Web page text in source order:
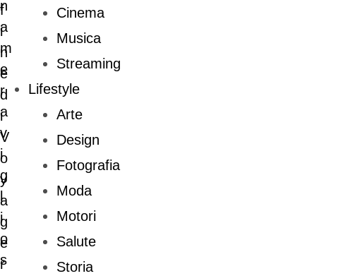
Cinema
Musica
Streaming
Lifestyle
Arte
Design
Fotografia
Moda
Motori
Salute
Storia